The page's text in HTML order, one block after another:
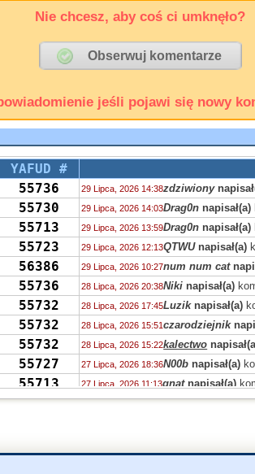
Nie chcesz, aby coś ci umknęło?
jeśli pojawi się nowy
YAFUD #
55736
29 Lipca, 2026 14:38zdziwiony
55730 29 Lipca, 2026 14:03Drag0n napisał(a)
55713 29 Lipca, 2026 13:59Drag0n napisał(a)
55723 29 Lipca, 2026 12:13QTWUnapisał(a)
56386 29 Lipca, 2026 10:27num num cat
55736 28 Lipca, 2026 20:38Niki napisał(a)
55732 28 Lipca, 2026 17:45Luziknapisał(a)
55732 28 Lipca, 2026 15:51czarodziejnik
55732 28 Lipca, 2026 15:22kalectwo
55727 27 Lipca, 2026 18:36N00b napisał(a)
55713 27 Lipca, 2026 11:13gnatnapisał(a)
55723 27 Lipca, 2026 11:09gnatnapisał(a)